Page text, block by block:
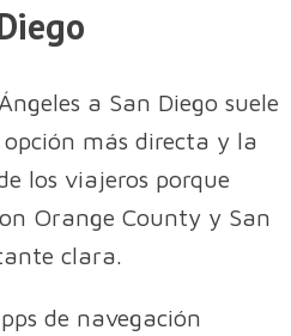
a San Diego suele
más directa y la
los viajeros porque
Orange County y San
clara.
de navegación